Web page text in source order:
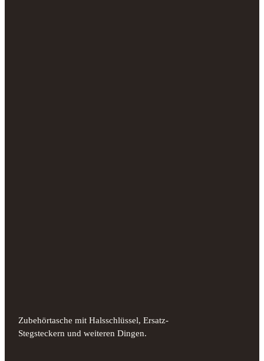
Zubehörtasche mit Halsschlüssel, Ersatz-
Stegsteckern und weiteren Dingen.